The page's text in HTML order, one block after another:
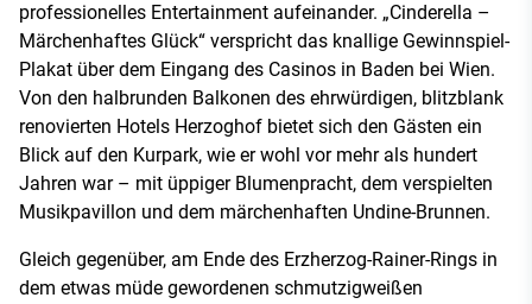
professionelles Entertainment aufeinander. „Cinderella –
Märchenhaftes Glück“ verspricht das knallige Gewinnspiel-
Plakat über dem Eingang des Casinos in Baden bei Wien.
Von den halbrunden Balkonen des ehrwürdigen, blitzblank
renovierten Hotels Herzoghof bietet sich den Gästen ein
Blick auf den Kurpark, wie er wohl vor mehr als hundert
Jahren war – mit üppiger Blumenpracht, dem verspielten
Musikpavillon und dem märchenhaften Undine-Brunnen.
Gleich gegenüber, am Ende des Erzherzog-Rainer-Rings in
dem etwas müde gewordenen schmutzigweißen